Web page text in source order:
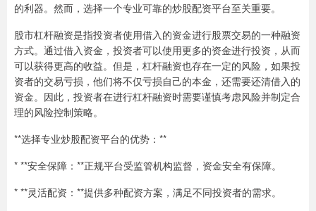
的利器。然而，选择一个专业可靠的炒股配资平台至关重要。
股市杠杆融资是指投资者使用借入的资金进行股票交易的一种融资
方式。通过借入资金，投资者可以使用更多的资金进行投资，从而
可以获得更高的收益。但是，杠杆融资也存在一定的风险，如果投
资者的交易亏损，他们将不仅亏损自己的本金，还需要还清借入的
资金。因此，投资者在进行杠杆融资时需要谨慎考虑风险并制定合
理的风险控制策略。
**选择专业炒股配资平台的优势：**
* **安全保障：**正规平台受监管机构监督，资金安全有保障。
* **灵活配资：**提供多种配资方案，满足不同投资者的需求。